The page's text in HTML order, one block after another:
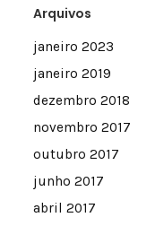
Arquivos
janeiro 2023
janeiro 2019
dezembro 2018
novembro 2017
outubro 2017
junho 2017
abril 2017